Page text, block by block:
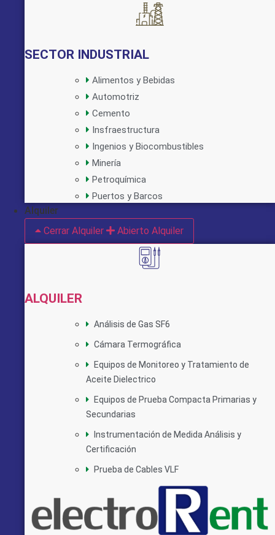
SECTOR INDUSTRIAL
Alimentos y Bebidas
Automotriz
Cemento
Insfraestructura
Ingenios y Biocombustibles
Minería
Petroquímica
Puertos y Barcos
Alquiler
Cerrar Alquiler
Abierto Alquiler
ALQUILER
Análisis de Gas SF6
Cámara Termográfica
Equipos de Monitoreo y Tratamiento de
Aceite Dielectrico
Equipos de Prueba Compacta Primarias y
Secundarias
Instrumentación de Medida Análisis y
Certificación
Prueba de Cables VLF